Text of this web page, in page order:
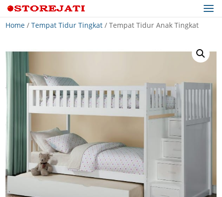
Home /Tempat Tidur Tingkat / Tempat Tidur Anak Tingkat